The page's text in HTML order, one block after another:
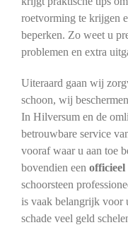
roetvorming te krijgen
beperken. Zo weet u
problemen en extra
Uiteraard gaan wij
schoon, wij
In Hilversum en de
betrouwbare service
vooraf waar u aan toe
bovendien een officieel
schoorsteen
is vaak belangrijk voor
schade veel geld